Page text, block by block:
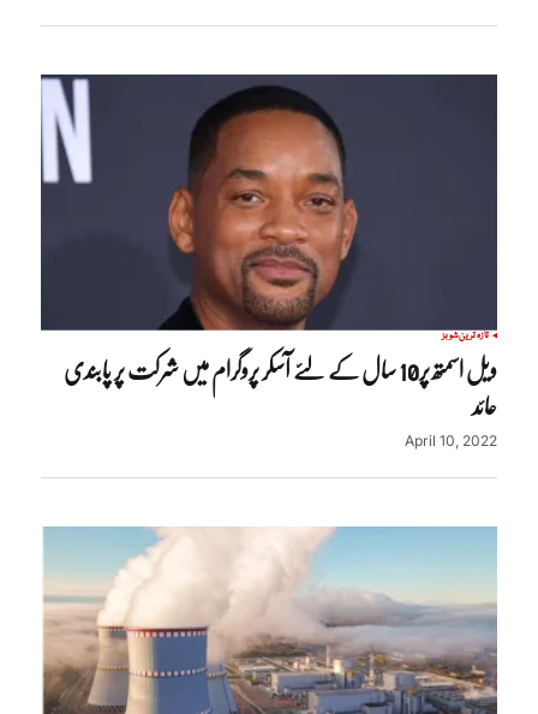
تازہ ترینشوبز
ویل اسمتھ پر10 سال کے لئے آسکر پروگرام میں شرکت پر پابندی
عائد
April 10, 2022